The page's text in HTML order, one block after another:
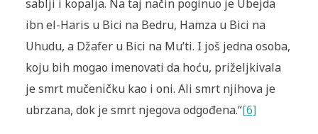
sablji i kopalja. Na taj način poginuo je Ubejda
ibn el-Haris u Bici na Bedru, Hamza u Bici na
Uhudu, a Džafer u Bici na Mu’ti. I još jedna osoba,
koju bih mogao imenovati da hoću, priželjkivala
je smrt mučeničku kao i oni. Ali smrt njihova je
ubrzana, dok je smrt njegova odgođena.“[6]